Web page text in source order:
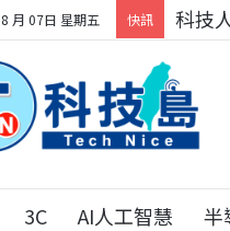
月 07日 星期五 快訊 科技
3C AI人工智慧 半